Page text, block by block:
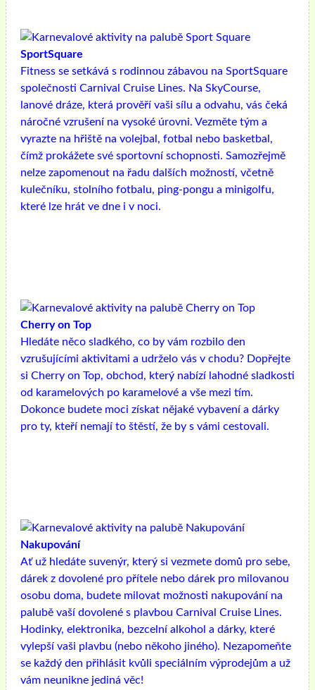
SportSquare
Fitness se setkává s rodinnou zábavou na SportSquare
společnosti Carnival Cruise Lines. Na SkyCourse,
lanové dráze, která prověří vaši sílu a odvahu, vás čeká
náročné vzrušení na vysoké úrovni. Vezměte tým a
vyrazte na hřiště na volejbal, fotbal nebo basketbal,
čímž prokážete své sportovní schopnosti. Samozřejmě
nelze zapomenout na řadu dalších možností, včetně
kulečníku, stolního fotbalu, ping-pongu a minigolfu,
které lze hrát ve dne i v noci.
Cherry on Top
Hledáte něco sladkého, co by vám rozbilo den
vzrušujícími aktivitami a udrželo vás v chodu? Dopřejte
si Cherry on Top, obchod, který nabízí lahodné sladkosti
od karamelových po karamelové a vše mezi tím.
Dokonce budete moci získat nějaké vybavení a dárky
pro ty, kteří nemají to štěstí, že by s vámi cestovali.
Nakupování
Ať už hledáte suvenýr, který si vezmete domů pro sebe,
dárek z dovolené pro přítele nebo dárek pro milovanou
osobu doma, budete milovat možnosti nakupování na
palubě vaší dovolené s plavbou Carnival Cruise Lines.
Hodinky, elektronika, bezcelní alkohol a dárky, které
vylepší vaši plavbu (nebo někoho jiného). Nezapomeňte
se každý den přihlásit kvůli speciálním výprodejům a už
vám neunikne jediná věc!